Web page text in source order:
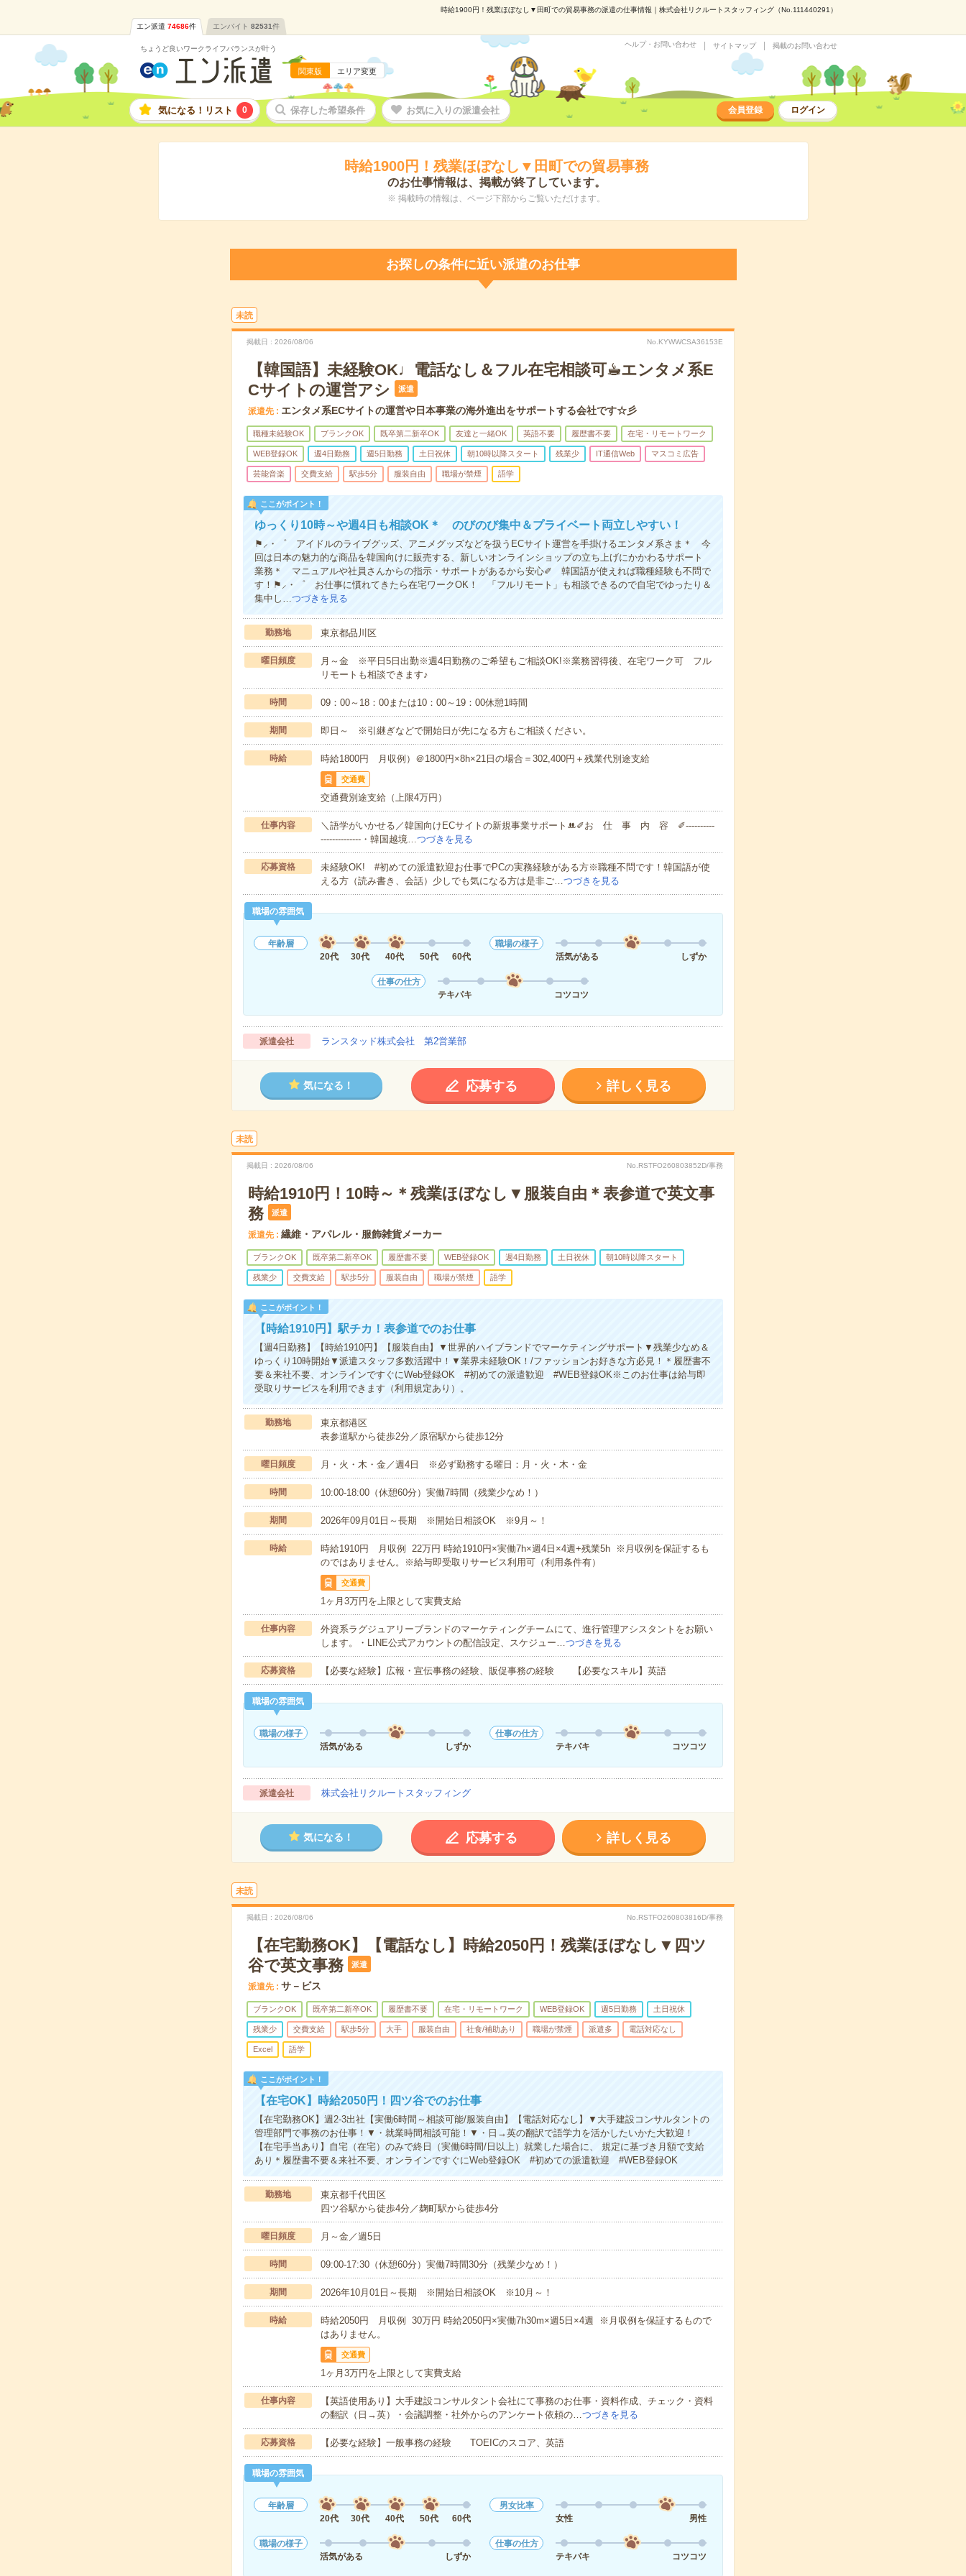
時給1900円！残業ほぼなし▼田町での貿易事務の派遣の仕事情報｜株式会社リクルートスタッフィング（No.111440291）
エン派遣 74686件 エンバイト 82531件
ちょうど良いワークライフバランスが叶う
関東版 エリア変更
ヘルプ・お問い合わせ サイトマップ 掲載のお問い合わせ
気になる！リスト 0 保存した希望条件 お気に入りの派遣会社 会員登録 ログイン
時給1900円！残業ほぼなし▼田町での貿易事務
のお仕事情報は、掲載が終了しています。
※ 掲載時の情報は、ページ下部からご覧いただけます。
お探しの条件に近い派遣のお仕事
未読
掲載日 2026/08/06 No.KYWWCSA36153E
【韓国語】未経験OK♩電話なし＆フル在宅相談可☕︎エンタメ系E
Cサイトの運営アシ
派遣
派遣先 エンタメ系ECサイトの運営や日本事業の海外進出をサポートする会社です☆彡
職種未経験OK ブランクOK 既卒第二新卒OK 友達と一緒OK 英語不要 履歴書不要 在宅・リモートワーク
WEB登録OK 週4日勤務 週5日勤務 土日祝休 朝10時以降スタート 残業少 IT通信Web マスコミ広告
芸能音楽 交費支給 駅歩5分 服装自由 職場が禁煙 語学
ここがポイント！
ゆっくり10時～や週4日も相談OK＊ のびのび集中＆プライベート両立しやすい！
⚑⸝・゜ アイドルのライブグッズ、アニメグッズなどを扱うECサイト運営を手掛けるエンタメ系さま＊ 今
回は日本の魅力的な商品を韓国向けに販売する、新しいオンラインショップの立ち上げにかかわるサポート
業務＊ マニュアルや社員さんからの指示・サポートがあるから安心✐ 韓国語が使えれば職種経験も不問で
す！⚑⸝・゜ お仕事に慣れてきたら在宅ワークOK！ 「フルリモート」も相談できるので自宅でゆったり＆
集中し…つづきを見る
勤務地 東京都品川区
曜日頻度
月～金 ※平日5日出勤※週4日勤務のご希望もご相談OK!※業務習得後、在宅ワーク可 フル
リモートも相談できます♪
時間 09：00～18：00または10：00～19：00休憩1時間
期間 即日～ ※引継ぎなどで開始日が先になる方もご相談ください。
時給 時給1800円 月収例）＠1800円×8h×21日の場合＝302,400円＋残業代別途支給
交通費
交通費別途支給（上限4万円）
仕事内容
＼語学がいかせる／韓国向けECサイトの新規事業サポートꔚ✐お 仕 事 内 容 ✐----------
--------------・韓国越境…つづきを見る
応募資格
未経験OK! #初めての派遣歓迎お仕事でPCの実務経験がある方※職種不問です！韓国語が使
える方（読み書き、会話）少しでも気になる方は是非ご…つづきを見る
職場の雰囲気
年齢層
20代
30代 40代 50代 60代
職場の様子
活気がある
しずか
仕事の仕方
テキパキ
コツコツ
派遣会社 ランスタッド株式会社 第2営業部
気になる！ 応募する 詳しく見る
未読
掲載日 2026/08/06 No.RSTFO260803852D/事務
時給1910円！10時～＊残業ほぼなし▼服装自由＊表参道で英文事
務
派遣
派遣先 繊維・アパレル・服飾雑貨メーカー
ブランクOK 既卒第二新卒OK 履歴書不要 WEB登録OK 週4日勤務 土日祝休 朝10時以降スタート
残業少 交費支給 駅歩5分 服装自由 職場が禁煙 語学
ここがポイント！
【時給1910円】駅チカ！表参道でのお仕事
【週4日勤務】【時給1910円】【服装自由】▼世界的ハイブランドでマーケティングサポート▼残業少なめ＆
ゆっくり10時開始▼派遣スタッフ多数活躍中！▼業界未経験OK！/ファッションお好きな方必見！＊履歴書不
要＆来社不要、オンラインですぐにWeb登録OK #初めての派遣歓迎 #WEB登録OK※このお仕事は給与即
受取りサービスを利用できます（利用規定あり）。
勤務地
東京都港区
表参道駅から徒歩2分／原宿駅から徒歩12分
曜日頻度 月・火・木・金／週4日 ※必ず勤務する曜日：月・火・木・金
時間 10:00-18:00（休憩60分）実働7時間（残業少なめ！）
期間 2026年09月01日～長期 ※開始日相談OK ※9月～！
時給
時給1910円 月収例 22万円 時給1910円×実働7h×週4日×4週+残業5h ※月収例を保証するも
のではありません。※給与即受取りサービス利用可（利用条件有）
交通費
1ヶ月3万円を上限として実費支給
仕事内容
外資系ラグジュアリーブランドのマーケティングチームにて、進行管理アシスタントをお願い
します。・LINE公式アカウントの配信設定、スケジュー…つづきを見る
応募資格 【必要な経験】広報・宣伝事務の経験、販促事務の経験 【必要なスキル】英語
職場の雰囲気
職場の様子
活気がある
しずか
仕事の仕方
テキパキ
コツコツ
派遣会社 株式会社リクルートスタッフィング
気になる！ 応募する 詳しく見る
未読
掲載日 2026/08/06 No.RSTFO260803816D/事務
【在宅勤務OK】【電話なし】時給2050円！残業ほぼなし▼四ツ
谷で英文事務
派遣
派遣先 サ－ビス
ブランクOK 既卒第二新卒OK 履歴書不要 在宅・リモートワーク WEB登録OK 週5日勤務 土日祝休
残業少 交費支給 駅歩5分 大手 服装自由 社食/補助あり 職場が禁煙 派遣多 電話対応なし
Excel 語学
ここがポイント！
【在宅OK】時給2050円！四ツ谷でのお仕事
【在宅勤務OK】週2-3出社【実働6時間～相談可能/服装自由】【電話対応なし】▼大手建設コンサルタントの
管理部門で事務のお仕事！▼・就業時間相談可能！▼・日→英の翻訳で語学力を活かしたいかた大歓迎！
【在宅手当あり】自宅（在宅）のみで終日（実働6時間/日以上）就業した場合に、 規定に基づき月額で支給
あり＊履歴書不要＆来社不要、オンラインですぐにWeb登録OK #初めての派遣歓迎 #WEB登録OK
勤務地
東京都千代田区
四ツ谷駅から徒歩4分／麹町駅から徒歩4分
曜日頻度 月～金／週5日
時間 09:00-17:30（休憩60分）実働7時間30分（残業少なめ！）
期間 2026年10月01日～長期 ※開始日相談OK ※10月～！
時給
時給2050円 月収例 30万円 時給2050円×実働7h30m×週5日×4週 ※月収例を保証するもので
はありません。
交通費
1ヶ月3万円を上限として実費支給
仕事内容
【英語使用あり】大手建設コンサルタント会社にて事務のお仕事・資料作成、チェック・資料
の翻訳（日→英）・会議調整・社外からのアンケート依頼の…つづきを見る
応募資格 【必要な経験】一般事務の経験 TOEICのスコア、英語
職場の雰囲気
年齢層
20代
30代 40代 50代 60代
男女比率
女性
男性
職場の様子
活気がある
しずか
仕事の仕方
テキパキ
コツコツ